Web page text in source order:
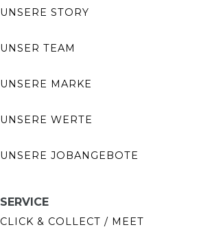
UNSERE STORY
UNSER TEAM
UNSERE MARKE
UNSERE WERTE
UNSERE JOBANGEBOTE
SERVICE
CLICK & COLLECT / MEET